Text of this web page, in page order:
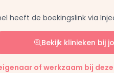
heeft de boekingslink via
Bekijk klinieken bij
of werkzaam bij